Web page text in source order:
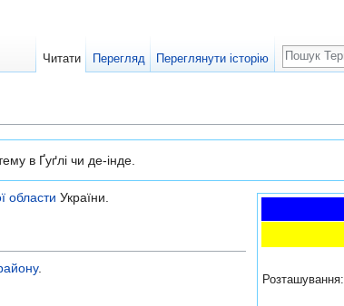
в Ґуґлі чи де-інде.
Розташування:
области України.
.
Читати Перегляд Переглянути історію
Пошук